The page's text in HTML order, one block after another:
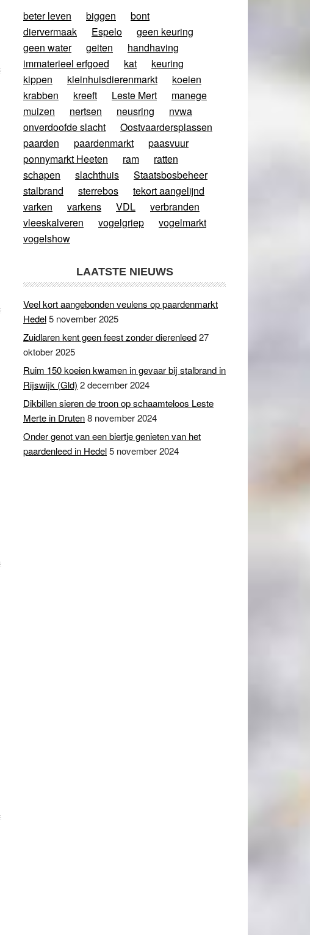
beter leven biggen
bont
diervermaak
Espelo
geen keuring
geen water
geiten
handhaving
immaterieel erfgoed
kat
keuring
kippen
kleinhuisdierenmarkt
koeien
krabben
kreeft Leste Mert
manege
muizen
nertsen neusring
nvwa
onverdoofde slacht
Oostvaardersplassen
paarden
paardenmarkt
paasvuur
ponnymarkt Heeten
ram
ratten
schapen
slachthuis
Staatsbosbeheer
stalbrand
sterrebos
tekort aangelijnd
varken
varkens VDL
verbranden
vleeskalveren
vogelgriep
vogelmarkt
vogelshow
LAATSTE NIEUWS
Veel kort aangebonden veulens op paardenmarkt
Hedel5 november 2025
Zuidlaren kent geen feest zonder dierenleed27
oktober 2025
Ruim 150 koeien kwamen in gevaar bij stalbrand in
Rijswijk (Gld) 2 december 2024
Dikbillen sieren de troon op schaamteloos Leste
Merte in Druten8 november 2024
Onder genot van een biertje genieten van het
paardenleed in Hedel5 november 2024